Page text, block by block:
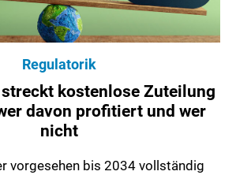
Regulatorik
kostenlose Zuteilung
davon profitiert und wer
nicht
vorgesehen bis 2034 vollständig